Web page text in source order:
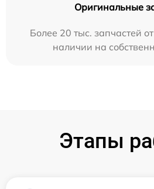
Оригинальные
Более 20 тыс. запчастей
наличии на
Этапы